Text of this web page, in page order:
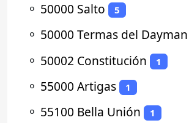
⚬ 50000 Salto 5
⚬ 50000 Termas del Dayman
⚬ 50002 Constitución 1
⚬ 55000 Artigas 1
⚬ 55100 Bella Unión 1